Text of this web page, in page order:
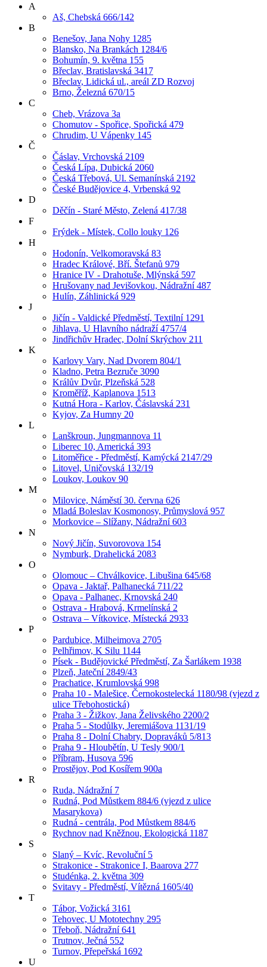
A
Aš, Chebská 666/142
B
Benešov, Jana Nohy 1285
Blansko, Na Brankách 1284/6
Bohumín, 9. května 155
Břeclav, Bratislavská 3417
Břeclav, Lidická ul., areál ZD Rozvoj
Brno, Železná 670/15
C
Cheb, Vrázova 3a
Chomutov - Spořice, Spořická 479
Chrudim, U Vápenky 145
Č
Čáslav, Vrchovská 2109
Česká Lípa, Dubická 2060
Česká Třebová, Ul. Semanínská 2192
České Budějovice 4, Vrbenská 92
D
Děčín - Staré Město, Zelená 417/38
F
Frýdek - Místek, Collo louky 126
H
Hodonín, Velkomoravská 83
Hradec Králové, Bří. Štefanů 979
Hranice IV - Drahotuše, Mlýnská 597
Hrušovany nad Jevišovkou, Nádražní 487
Hulín, Záhlinická 929
J
Jičín - Valdické Předměstí, Textilní 1291
Jihlava, U Hlavního nádraží 4757/4
Jindřichův Hradec, Dolní Skrýchov 211
K
Karlovy Vary, Nad Dvorem 804/1
Kladno, Petra Bezruče 3090
Králův Dvůr, Plzeňská 528
Kroměříž, Kaplanova 1513
Kutná Hora - Karlov, Čáslavská 231
Kyjov, Za Humny 20
L
Lanškroun, Jungmannova 11
Liberec 10, Americká 393
Litoměřice - Předměstí, Kamýcká 2147/29
Litovel, Uničovská 132/19
Loukov, Loukov 90
M
Milovice, Náměstí 30. června 626
Mladá Boleslav Kosmonosy, Průmyslová 957
Morkovice – Slížany, Nádražní 603
N
Nový Jičín, Suvorovova 154
Nymburk, Drahelická 2083
O
Olomouc – Chválkovice, Libušina 645/68
Opava - Jaktař, Palhanecká 711/22
Opava - Palhanec, Krnovská 240
Ostrava - Hrabová, Krmelínská 2
Ostrava – Vítkovice, Místecká 2933
P
Pardubice, Milheimova 2705
Pelhřimov, K Silu 1144
Písek - Budějovické Předměstí, Za Šarlákem 1938
Plzeň, Jateční 2849/43
Prachatice, Krumlovská 998
Praha 10 - Malešice, Černokostelecká 1180/98 (vjezd z
ulice Třebohostická)
Praha 3 - Žižkov, Jana Želivského 2200/2
Praha 5 - Stodůlky, Jeremiášova 1131/19
Praha 8 - Dolní Chabry, Dopraváků 5/813
Praha 9 - Hloubětín, U Tesly 900/1
Příbram, Husova 596
Prostějov, Pod Kosířem 900a
R
Ruda, Nádražní 7
Rudná, Pod Můstkem 884/6 (vjezd z ulice
Masarykova)
Rudná - centrála, Pod Můstkem 884/6
Rychnov nad Kněžnou, Ekologická 1187
S
Slaný – Kvíc, Revoluční 5
Strakonice - Strakonice I, Baarova 277
Studénka, 2. května 309
Svitavy - Předměstí, Vítězná 1605/40
T
Tábor, Vožická 3161
Tehovec, U Mototechny 295
Třeboň, Nádražní 641
Trutnov, Ječná 552
Turnov, Přepeřská 1692
U